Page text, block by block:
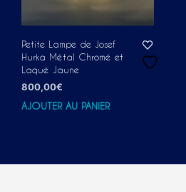
Petite Lampe de Josef
Hurka Métal Chromé et
Laqué Jaune
800,00€
AJOUTER AU PANIER